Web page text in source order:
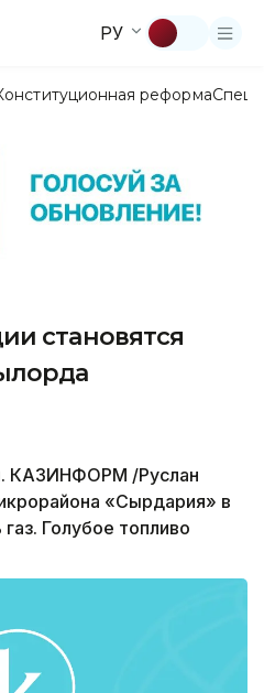
РУ
реформа
становятся
КАЗИНФОРМ /Руслан
«Сырдария» в
Голубое топливо